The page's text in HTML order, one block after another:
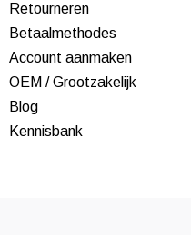
Retourneren
Betaalmethodes
Account aanmaken
OEM / Grootzakelijk
Blog
Kennisbank